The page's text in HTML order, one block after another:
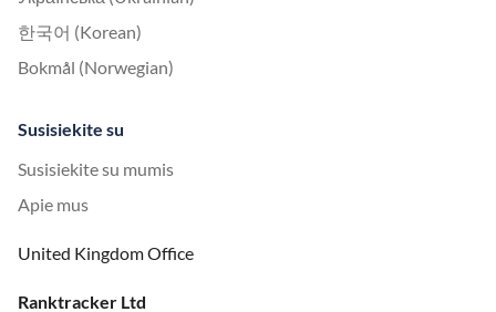
한국어 (Korean)
Bokmål (Norwegian)
Susisiekite su
Susisiekite su mumis
Apie mus
United Kingdom Office
Ranktracker Ltd